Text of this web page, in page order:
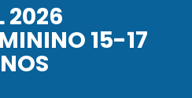
2026
15-17